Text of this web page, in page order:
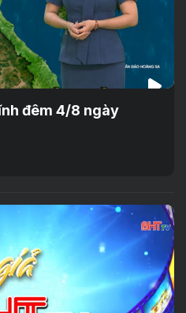
đêm 4/8 ngày